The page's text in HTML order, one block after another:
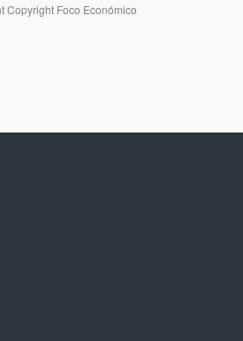
Copyright Foco Económico